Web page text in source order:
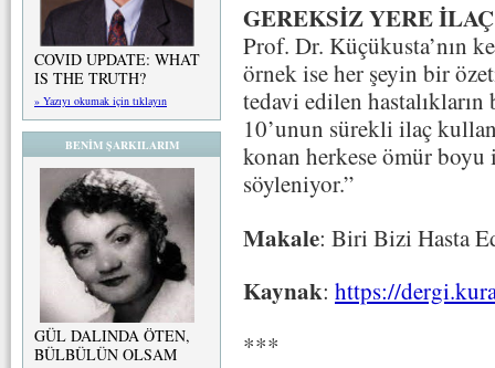
COVID UPDATE: WHAT
IS THE TRUTH?
» Yazıyı okumak için tıklayın
BENİM ŞARKILARIM
GÜL DALINDA ÖTEN,
BÜLBÜLÜN OLSAM
GEREKSİZ YERE İLAÇ
Prof. Dr. Küçükusta’nın
örnek ise her şeyin bir
tedavi edilen hastalıkların
10’unun sürekli ilaç
konan herkese ömür
söyleniyor.”
Makale: Biri Bizi Hasta
Kaynak: https://
***